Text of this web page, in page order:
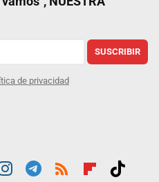
SUSCRIBIR
de privacidad